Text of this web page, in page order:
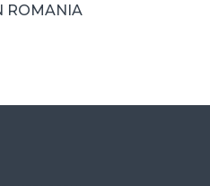
ROMANIA